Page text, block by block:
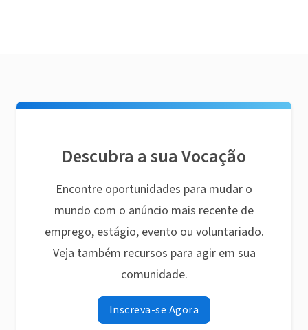
Descubra a sua Vocação
Encontre oportunidades para mudar o
mundo com o anúncio mais recente de
emprego, estágio, evento ou voluntariado.
Veja também recursos para agir em sua
comunidade.
Inscreva-se Agora